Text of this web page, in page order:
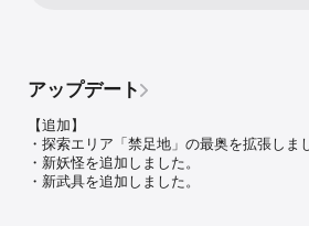
妖怪退治の道中では、新たな退治屋の仲間
仲間には、侍をはじめ、忍者や巫女、法師
がいます。
戦闘に参加させ、育成していきましょう。
アップデート
【追加】
・探索エリア「禁足地」の最奥を拡張しま
・新妖怪を追加しました。
・新武具を追加しました。